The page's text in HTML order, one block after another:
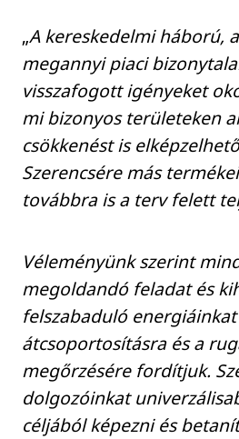
„A kereskedelmi háború,
megannyi piaci
visszafogott igényeket
mi bizonyos területeken
csökkenést is
Szerencsére más
továbbra is a terv felett
Véleményünk szerint
megoldandó feladat és
felszabaduló
átcsoportosításra és a
megőrzésére fordítjuk.
dolgozóinkat
céljából képezni és